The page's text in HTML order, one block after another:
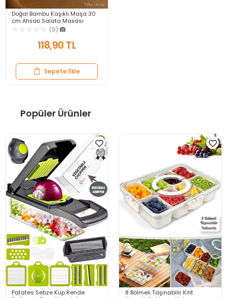
Doğal Bambu Kaşıklı Maşa 30
cm Ahşap Salata Maşası
Ekmek Pasta Servis Maşası
Geniş Ağızlı Mutfak Maşası
(0)
118,90 TL
Sepete Ekle
Popüler Ürünler
Patates Sebze Küp Rende
8 Bölmeli Taşınabilir Kilit